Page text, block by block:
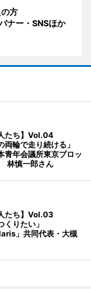
方
ナー・SNSほか
たち】Vol.04
両輪で走り続ける」
青年会議所東京ブロッ
林慎一郎さん
たち】Vol.03
くりたい」
」共同代表・大槻